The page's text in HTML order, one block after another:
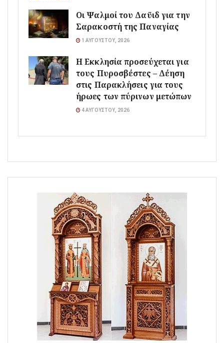
Οι Ψαλμοί του Δαϋιδ για την
Σαρακοστή της Παναγίας
1 ΑΥΓΟΎΣΤΟΥ, 2026
Η Εκκλησία προσεύχεται για
τους Πυροσβέστες – Δέηση
στις Παρακλήσεις για τους
ήρωες των πύρινων μετώπων
4 ΑΥΓΟΎΣΤΟΥ, 2026